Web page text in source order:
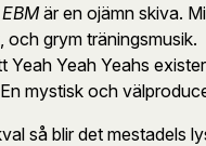
EBMär en ojämn skiva.
och grym träningsmusik.
Yeah Yeah Yeahs
mystisk och
så blir det mestadels